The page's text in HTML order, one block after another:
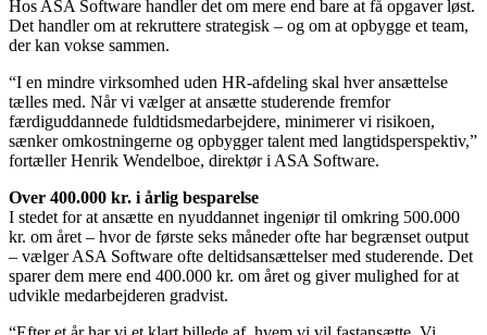
Hos ASA Software handler det om mere end bare at få opgaver løst.
Det handler om at rekruttere strategisk – og om at opbygge et team,
der kan vokse sammen.
“I en mindre virksomhed uden HR-afdeling skal hver ansættelse
tælles med. Når vi vælger at ansætte studerende fremfor
færdiguddannede fuldtidsmedarbejdere, minimerer vi risikoen,
sænker omkostningerne og opbygger talent med langtidsperspektiv,”
fortæller Henrik Wendelboe, direktør i ASA Software.
Over 400.000 kr. i årlig besparelse
I stedet for at ansætte en nyuddannet ingeniør til omkring 500.000
kr. om året – hvor de første seks måneder ofte har begrænset output
– vælger ASA Software ofte deltidsansættelser med studerende. Det
sparer dem mere end 400.000 kr. om året og giver mulighed for at
udvikle medarbejderen gradvist.